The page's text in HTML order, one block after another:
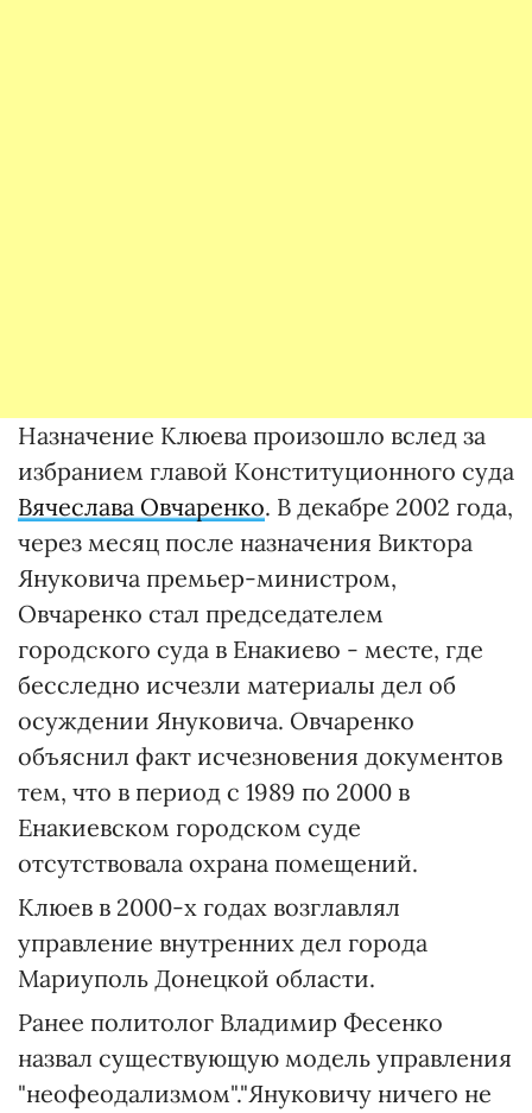
Назначение Клюева произошло вслед за
избранием главой Конституционного суда
Вячеслава Овчаренко. В декабре 2002 года,
через месяц после назначения Виктора
Януковича премьер-министром,
Овчаренко стал председателем
городского суда в Енакиево - месте, где
бесследно исчезли материалы дел об
осуждении Януковича. Овчаренко
объяснил факт исчезновения документов
тем, что в период с 1989 по 2000 в
Енакиевском городском суде
отсутствовала охрана помещений.
Клюев в 2000-х годах возглавлял
управление внутренних дел города
Мариуполь Донецкой области.
Ранее политолог Владимир Фесенко
назвал существующую модель управления
"неофеодализмом"."Януковичу ничего не